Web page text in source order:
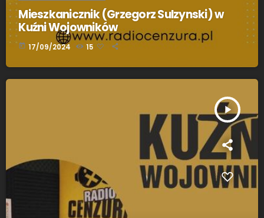
Mieszkanicznik (Grzegorz Sulzynski) w
Kuźni Wojowników
today 17/09/2024 15
play_arrow